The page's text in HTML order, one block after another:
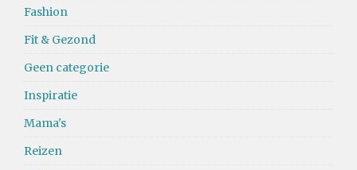
Fashion
Fit & Gezond
Geen categorie
Inspiratie
Mama's
Reizen